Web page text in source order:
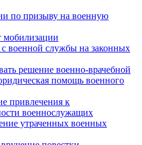
по призыву на военную
мобилизации
военной службы на законных
решение военно-врачебной
помощь военного
привлечения к
военнослужащих
утраченных военных